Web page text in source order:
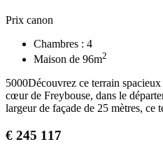
Prix canon
Chambres : 4
Maison de 96m2
5000Découvrez ce terrain
cœur de Freybouse, dans le
largeur de façade de 25 mètres, ce
€ 245 117